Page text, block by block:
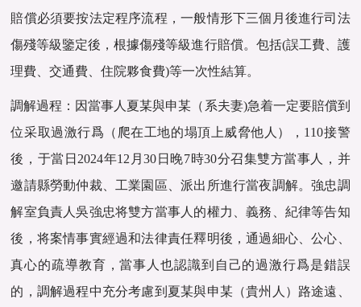
賠償必須要按法定程序流程，一般情形下三個月後進行司法
傷殘等級鑒定後，根據傷殘等級進行賠償。包括(誤工費、護
理費、交通費、住院夥食費)等一次性結算。
調解過程：因當事人夏某與申某（系夫妻)急着一定要賠償到
位采取過激行爲（爬在工地的塌頂上威脅他人），110接警
後，于當日2024年12月30日晚7時30分召集雙方當事人，并
邀請縣勞動仲裁、工業園區、派出所進行當夜調解。強忠調
解室負責人吳強忠将雙方當事人的權力、義務、紀律等告知
後，将案情事實經過和法律責任釋明後，通過細心、公心、
真心的疏導教育，當事人也認識到自己的過激行爲是錯誤
的，調解過程中充分考慮到夏某與申某（貴州人）路途遠、